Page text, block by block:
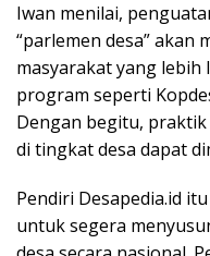
Iwan menilai,
“parlemen desa” akan
masyarakat yang lebih
program seperti
Dengan begitu,
di tingkat desa dapat
Pendiri Desapedia.id
untuk segera